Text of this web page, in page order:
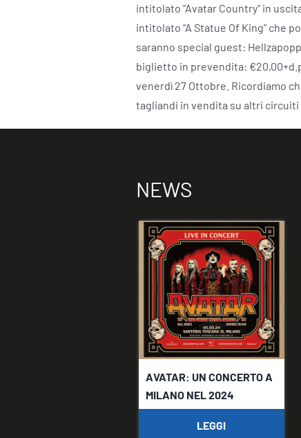
intitolato “Avatar Country” in
intitolato “A Statue Of King” che
saranno special guest:
biglietto in prevendita:
venerdì 27 Ottobre. Ricordiamo
tagliandi in vendita su altri circuiti
NEWS
AVATAR: UN CONCERTO A
MILANO NEL 2024
LEGGI